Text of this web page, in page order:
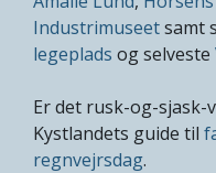
Industrimuseetsamt
legeplads og selveste
Er det rusk-og-sjask-
Kystlandets guide til
regnvejrsdag.